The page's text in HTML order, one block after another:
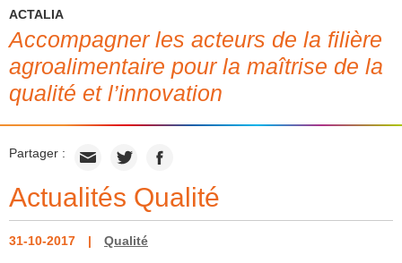
ACTALIA
Accompagner les acteurs de la filière
agroalimentaire pour la maîtrise de la
qualité et l’innovation
Partager :
Actualités Qualité
31-10-2017 Qualité